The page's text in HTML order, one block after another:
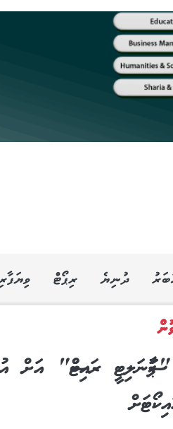
ދުނިޔެ ރިޕޯޓް
"ޕާސަނަލިޓީ ރައިޓްސް"